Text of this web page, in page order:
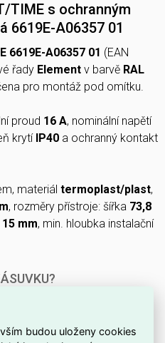
TIME s ochranným
6619E-A06357 01
6619E-A06357 01 (EAN
řady Element v barvě RAL
pro montáž pod omítku.
proud 16 A, nominální napětí
krytí IP40 a ochranný kontakt
materiál termoplast/plast,
, rozměry přístroje: šířka 73,8
15 mm, min. hloubka instalační
kolíkempro spolehlivé
budou uloženy cookies